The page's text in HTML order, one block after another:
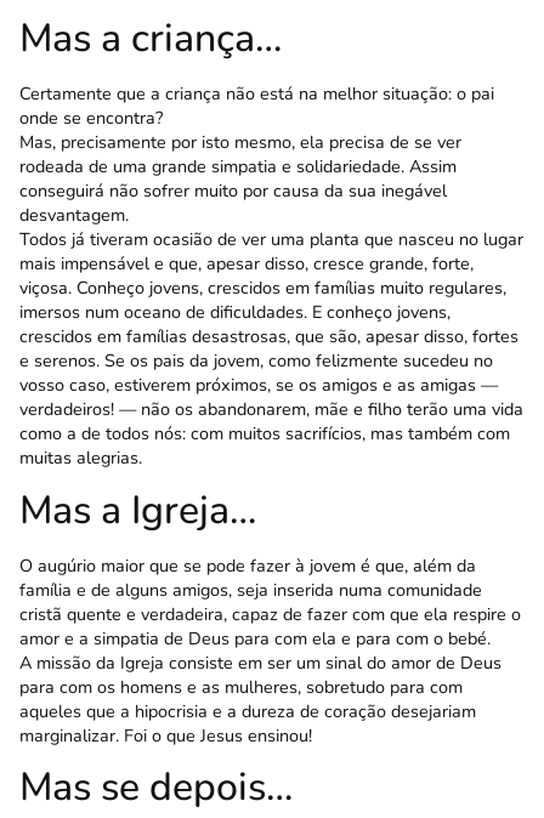
Mas a criança…
Certamente que a criança não está na melhor situação: o pai
onde se encontra?
Mas, precisamente por isto mesmo, ela precisa de se ver
rodeada de uma grande simpatia e solidariedade. Assim
conseguirá não sofrer muito por causa da sua inegável
desvantagem.
Todos já tiveram ocasião de ver uma planta que nasceu no lugar
mais impensável e que, apesar disso, cresce grande, forte,
viçosa. Conheço jovens, crescidos em famílias muito regulares,
imersos num oceano de dificuldades. E conheço jovens,
crescidos em famílias desastrosas, que são, apesar disso, fortes
e serenos. Se os pais da jovem, como felizmente sucedeu no
vosso caso, estiverem próximos, se os amigos e as amigas —
verdadeiros! — não os aban­donarem, mãe e filho terão uma vida
como a de todos nós: com muitos sacrifícios, mas também com
muitas alegrias.
Mas a Igreja…
O augúrio maior que se pode fazer à jovem é que, além da
família e de alguns amigos, seja inserida numa comunidade
cristã quente e verdadeira, capaz de fazer com que ela respire o
amor e a simpatia de Deus para com ela e para com o bebé.
A missão da Igreja consiste em ser um sinal do amor de Deus
para com os homens e as mulheres, sobretudo para com
aqueles que a hipocrisia e a dureza de coração desejariam
marginalizar. Foi o que Jesus ensinou!
Mas se depois…